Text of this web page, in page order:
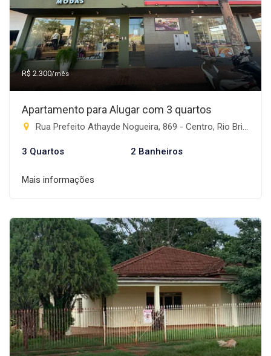
R$ 2.300/mês
Apartamento para Alugar com 3 quartos
Rua Prefeito Athayde Nogueira, 869 - Centro, Rio Brilhante-MS
3 Quartos 2 Banheiros
Mais informações